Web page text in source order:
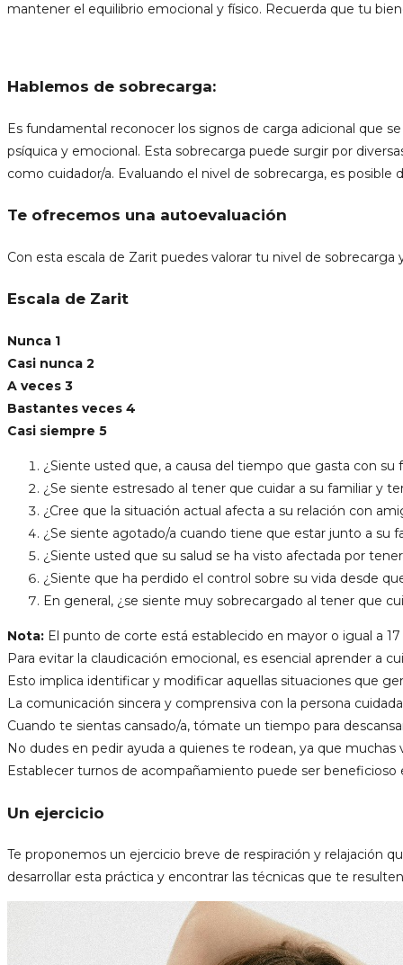
mantener el equilibrio emocional y físico. Recuerda que tu
Hablemos de sobrecarga:
Es fundamental reconocer los signos de carga adicional que
psíquica y emocional. Esta sobrecarga puede surgir por
como cuidador/a. Evaluando el nivel de sobrecarga, es
Te ofrecemos una autoevaluación
Con esta escala de Zarit puedes valorar tu nivel de
Escala de Zarit
Nunca 1
Casi nunca 2
A veces 3
Bastantes veces 4
Casi siempre 5
¿Siente usted que, a causa del tiempo que gasta con
¿Se siente estresado al tener que cuidar a su familiar y
¿Cree que la situación actual afecta a su relación con
¿Se siente agotado/a cuando tiene que estar junto a su
¿Siente usted que su salud se ha visto afectada por
¿Siente que ha perdido el control sobre su vida desde
En general, ¿se siente muy sobrecargado al tener que
Nota: El punto de corte está establecido en mayor o igual a
Para evitar la claudicación emocional, es esencial aprender a
Esto implica identificar y modificar aquellas situaciones que
La comunicación sincera y comprensiva con la persona
Cuando te sientas cansado/a, tómate un tiempo para
No dudes en pedir ayuda a quienes te rodean, ya que
Establecer turnos de acompañamiento puede ser
Un ejercicio
Te proponemos un ejercicio breve de respiración y relajación
desarrollar esta práctica y encontrar las técnicas que te